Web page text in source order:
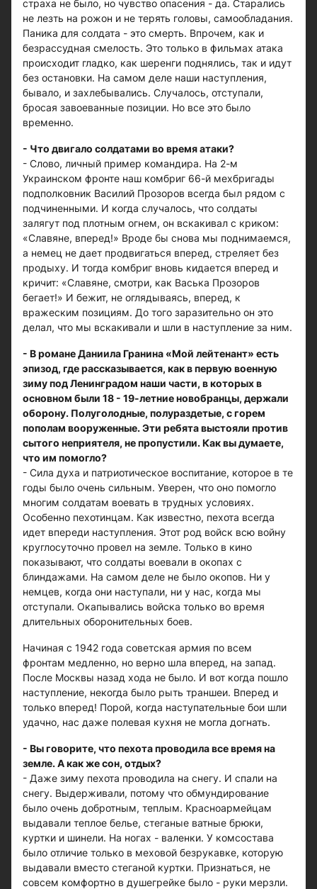
страха не было, но чувство опасения - да. Старались
не лезть на рожон и не терять головы, самообладания.
Паника для солдата - это смерть. Впрочем, как и
безрассудная смелость. Это только в фильмах атака
происходит гладко, как шеренги поднялись, так и идут
без остановки. На самом деле наши наступления,
бывало, и захлебывались. Случалось, отступали,
бросая завоеванные позиции. Но все это было
временно.
- Что двигало солдатами во время атаки?
- Слово, личный пример командира. На 2-м
Украинском фронте наш комбриг 66-й мехбригады
подполковник Василий Прозоров всегда был рядом с
подчиненными. И когда случалось, что солдаты
залягут под плотным огнем, он вскакивал с криком:
«Славяне, вперед!» Вроде бы снова мы поднимаемся,
а немец не дает продвигаться вперед, стреляет без
продыху. И тогда комбриг вновь кидается вперед и
кричит: «Славяне, смотри, как Васька Прозоров
бегает!» И бежит, не оглядываясь, вперед, к
вражеским позициям. До того заразительно он это
делал, что мы вскакивали и шли в наступление за ним.
- В романе Даниила Гранина «Мой лейтенант» есть
эпизод, где рассказывается, как в первую военную
зиму под Ленинградом наши части, в которых в
основном были 18 - 19-летние новобранцы, держали
оборону. Полуголодные, полураздетые, с горем
пополам вооруженные. Эти ребята выстояли против
сытого неприятеля, не пропустили. Как вы думаете,
что им помогло?
- Сила духа и патриотическое воспитание, которое в те
годы было очень сильным. Уверен, что оно помогло
многим солдатам воевать в трудных условиях.
Особенно пехотинцам. Как известно, пехота всегда
идет впереди наступления. Этот род войск всю войну
круглосуточно провел на земле. Только в кино
показывают, что солдаты воевали в окопах с
блиндажами. На самом деле не было окопов. Ни у
немцев, когда они наступали, ни у нас, когда мы
отступали. Окапывались войска только во время
длительных оборонительных боев.
Начиная с 1942 года советская армия по всем
фронтам медленно, но верно шла вперед, на запад.
После Москвы назад хода не было. И вот когда пошло
наступление, некогда было рыть траншеи. Вперед и
только вперед! Порой, когда наступательные бои шли
удачно, нас даже полевая кухня не могла догнать.
- Вы говорите, что пехота проводила все время на
земле. А как же сон, отдых?
- Даже зиму пехота проводила на снегу. И спали на
снегу. Выдерживали, потому что обмундирование
было очень добротным, теплым. Красноармейцам
выдавали теплое белье, стеганые ватные брюки,
куртки и шинели. На ногах - валенки. У комсостава
было отличие только в меховой безрукавке, которую
выдавали вместо стеганой куртки. Признаться, не
совсем комфортно в душегрейке было - руки мерзли.